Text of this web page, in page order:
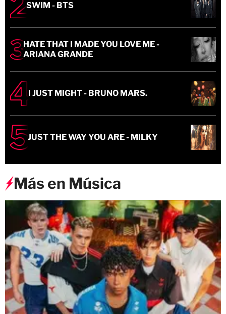
SWIM - BTS
HATE THAT I MADE YOU LOVE ME -
ARIANA GRANDE
I JUST MIGHT - BRUNO MARS.
JUST THE WAY YOU ARE - MILKY
Más en Música